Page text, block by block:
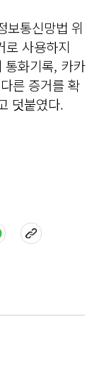
보통신망법 위
로 사용하지
통화기록, 카카
른 증거를 확
덧붙였다.